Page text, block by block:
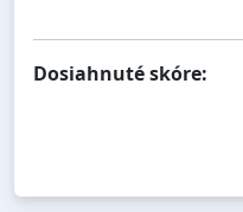
Dosiahnuté skóre: